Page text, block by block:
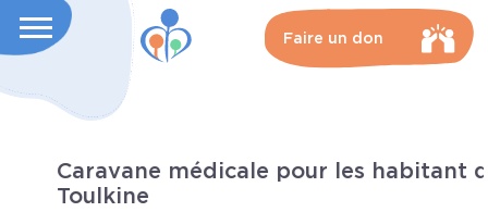
Faire un don
Caravane médicale pour les habitant de
Toulkine